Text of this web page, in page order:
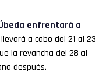
enfrentará a
a cabo del 21 al 23
la revancha del 28 al
después.